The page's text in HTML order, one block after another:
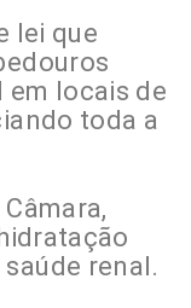
lei que
em locais de
toda a
renal.